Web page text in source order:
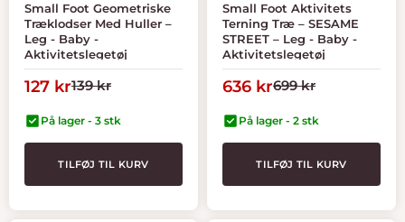
Small Foot Geometriske
Træklodser Med Huller –
Leg - Baby -
Aktivitetslegetøj
Tilbudspris
127 krNormal
139 kr
På lager - 3 stk
TILFØJ TIL KURV
Small Foot Aktivitets
Terning Træ – SESAME
STREET – Leg - Baby -
Aktivitetslegetøj
Tilbudspris
636 krNormal
699 kr
På lager - 2 stk
TILFØJ TIL KURV